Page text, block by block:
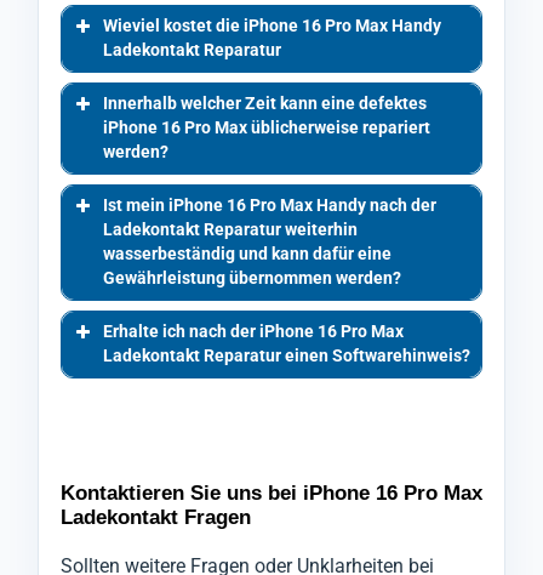
Wieviel kostet die iPhone 16 Pro Max Handy
Ladekontakt Reparatur
Innerhalb welcher Zeit kann eine defektes
iPhone 16 Pro Max üblicherweise repariert
werden?
Ist mein iPhone 16 Pro Max Handy nach der
Ladekontakt Reparatur weiterhin
wasserbeständig und kann dafür eine
Gewährleistung übernommen werden?
Erhalte ich nach der iPhone 16 Pro Max
Ladekontakt Reparatur einen Softwarehinweis?
Kontaktieren Sie uns bei iPhone 16 Pro Max
Ladekontakt Fragen
Sollten weitere Fragen oder Unklarheiten bei